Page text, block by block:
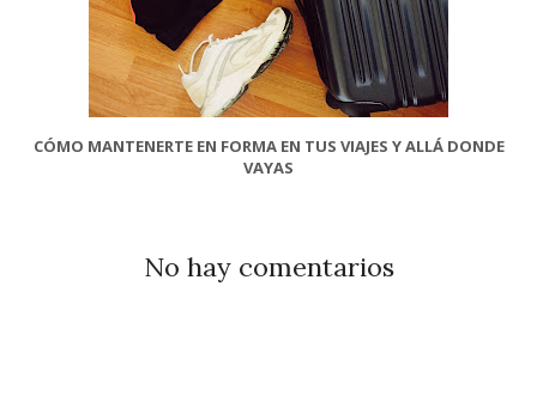
CÓMO MANTENERTE EN FORMA EN TUS VIAJES Y ALLÁ DONDE
VAYAS
No hay comentarios